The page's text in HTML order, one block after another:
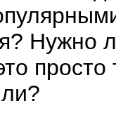
Нужно
просто